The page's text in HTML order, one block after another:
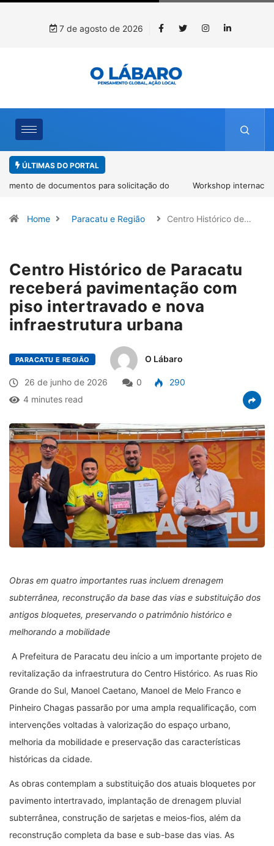
7 de agosto de 2026
ÚLTIMAS DO PORTAL
Workshop internacional debate futuro da piscicultura com
Home Paracatu e Região Centro Histórico de…
Centro Histórico de Paracatu
receberá pavimentação com
piso intertravado e nova
infraestrutura urbana
PARACATU E REGIÃO O Lábaro
26 de junho de 2026 0
290
4 minutes read
Obras em quatro importantes ruas incluem drenagem
subterrânea, reconstrução da base das vias e substituição dos
antigos bloquetes, preservando o patrimônio histórico e
melhorando a mobilidade
A Prefeitura de Paracatu deu início a um importante projeto de
revitalização da infraestrutura do Centro Histórico. As ruas Rio
Grande do Sul, Manoel Caetano, Manoel de Melo Franco e
Pinheiro Chagas passarão por uma ampla requalificação, com
intervenções voltadas à valorização do espaço urbano,
melhoria da mobilidade e preservação das características
históricas da cidade.
As obras contemplam a substituição dos atuais bloquetes por
pavimento intertravado, implantação de drenagem pluvial
subterrânea, construção de sarjetas e meios-fios, além da
reconstrução completa da base e sub-base das vias. As